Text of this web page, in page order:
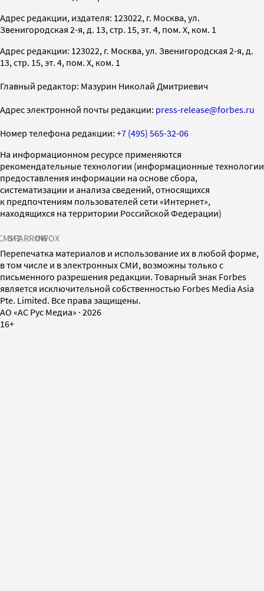
Адрес редакции, издателя: 123022, г. Москва, ул.
Звенигородская 2-я, д. 13, стр. 15, эт. 4, пом. X, ком. 1
Адрес редакции: 123022, г. Москва, ул. Звенигородская 2-я, д.
13, стр. 15, эт. 4, пом. X, ком. 1
Главный редактор: Мазурин Николай Дмитриевич
Адрес электронной почты редакции: press-release@forbes.ru
Номер телефона редакции: +7 (495) 565-32-06
На информационном ресурсе применяются
рекомендательные технологии (информационные технологии
предоставления информации на основе сбора,
систематизации и анализа сведений, относящихся
к предпочтениям пользователей сети «Интернет»,
находящихся на территории Российской Федерации)
SPARROWINFOX
Перепечатка материалов и использование их в любой форме,
в том числе и в электронных СМИ, возможны только с
письменного разрешения редакции. Товарный знак Forbes
является исключительной собственностью Forbes Media Asia
Pte. Limited. Все права защищены.
AO «АС Рус Медиа» · 2026
16+